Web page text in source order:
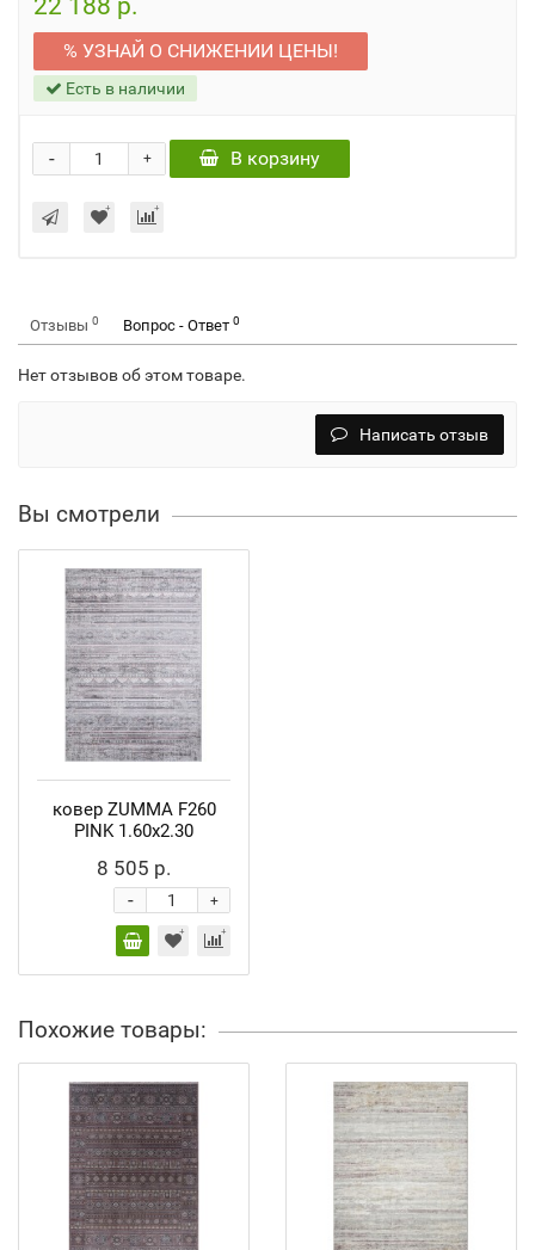
22 188 р.
% УЗНАЙ О СНИЖЕНИИ ЦЕНЫ!
Есть в наличии
+
- В корзину
Отзывы 0 Вопрос - Ответ 0
Нет отзывов об этом товаре.
Написать отзыв
Вы смотрели
ковер ZUMMA F260
PINK 1.60x2.30
8 505 р.
+
-
Похожие товары: